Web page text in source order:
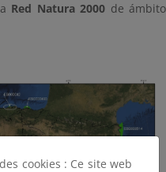
Red Natura 2000 de ámbito
cookies : Ce site web